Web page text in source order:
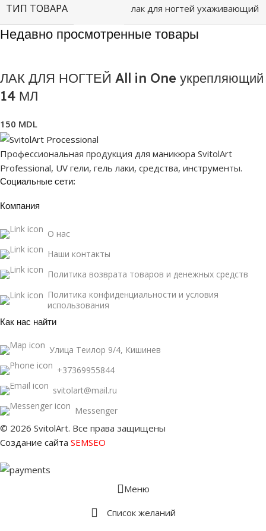
ТИП ТОВАРА лак для ногтей ухаживающий
Недавно просмотренные товары
ЛАК ДЛЯ НОГТЕЙ All in One укрепляющий
14 МЛ
150 MDL
Профессиональная продукция для маникюра SvitolArt
Professional, UV гели, гель лаки, средства, инструменты.
Социальные сети:
Компания
О нас
Наши контакты
Политика возврата товаров и денежных средств
Политика конфиденциальности и условия
использования
Как нас найти
Улица Теилор 9/4, Кишинев
+37369955844
svitolart@mail.ru
Messenger
© 2026 SvitolArt. Все права защищены
Создание сайта SEMSEO
Меню
Список желаний